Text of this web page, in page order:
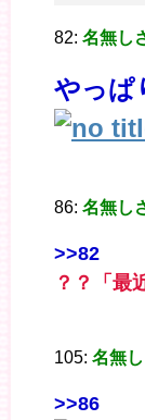
82: 名無し
やっぱ
86: 名無し
>>82
？？「最
105: 名無
>>86